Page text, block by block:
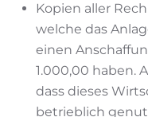
Kopien aller
welche das
einen
1.000,00 haben.
dass dieses
betrieblich